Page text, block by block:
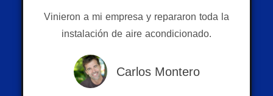
Vinieron a mi empresa y repararon toda la
instalación de aire acondicionado.
Carlos Montero